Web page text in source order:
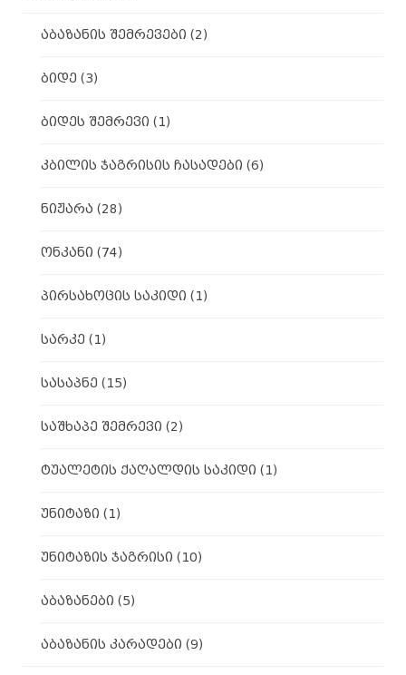
აბაზანის შემრევები (2)
ბიდე (3)
ბიდეს შემრევი (1)
კბილის ჯაგრისის ჩასადები (6)
ნიჟარა (28)
ონკანი (74)
პირსახოცის საკიდი (1)
სარკე (1)
სასაპნე (15)
საშხაპე შემრევი (2)
ტუალეტის ქაღალდის საკიდი (1)
უნიტაზი (1)
უნიტაზის ჯაგრისი (10)
აბაზანები (5)
აბაზანის კარადები (9)